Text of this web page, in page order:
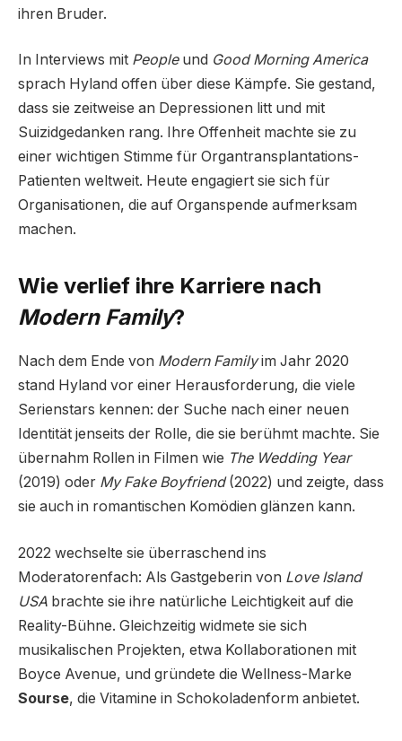
ihren Bruder.
In Interviews mit Peopleund Good Morning America
sprach Hyland offen über diese Kämpfe. Sie gestand,
dass sie zeitweise an Depressionen litt und mit
Suizidgedanken rang. Ihre Offenheit machte sie zu
einer wichtigen Stimme für Organtransplantations-
Patienten weltweit. Heute engagiert sie sich für
Organisationen, die auf Organspende aufmerksam
machen.
Wie verlief ihre Karriere nach
Modern Family?
Nach dem Ende von Modern Familyim Jahr 2020
stand Hyland vor einer Herausforderung, die viele
Serienstars kennen: der Suche nach einer neuen
Identität jenseits der Rolle, die sie berühmt machte. Sie
übernahm Rollen in Filmen wie The Wedding Year
(2019) oder My Fake Boyfriend(2022) und zeigte, dass
sie auch in romantischen Komödien glänzen kann.
2022 wechselte sie überraschend ins
Moderatorenfach: Als Gastgeberin von Love Island
USA brachte sie ihre natürliche Leichtigkeit auf die
Reality-Bühne. Gleichzeitig widmete sie sich
musikalischen Projekten, etwa Kollaborationen mit
Boyce Avenue, und gründete die Wellness-Marke
Sourse, die Vitamine in Schokoladenform anbietet.